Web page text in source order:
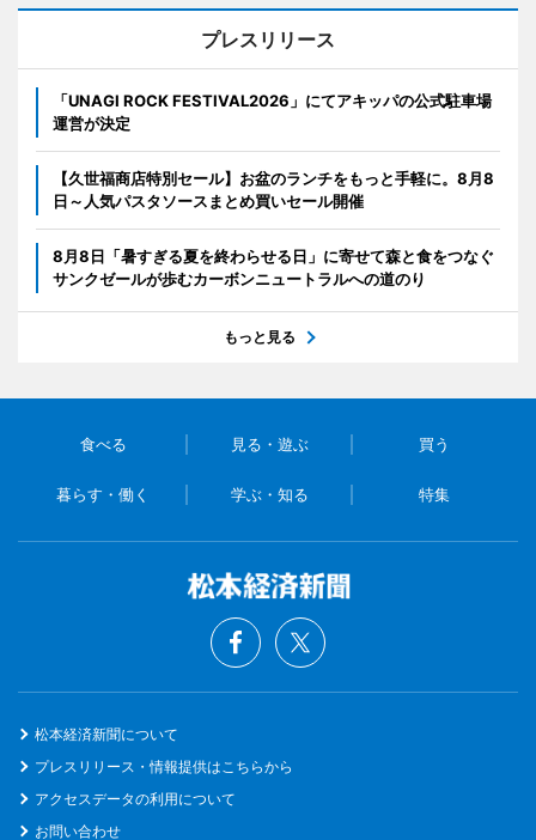
プレスリリース
「UNAGI ROCK FESTIVAL2026」にてアキッパの公式駐車場
運営が決定
【久世福商店特別セール】お盆のランチをもっと手軽に。8月8
日～人気パスタソースまとめ買いセール開催
8月8日「暑すぎる夏を終わらせる日」に寄せて森と食をつなぐ
サンクゼールが歩むカーボンニュートラルへの道のり
もっと見る
食べる 見る・遊ぶ 買う
暮らす・働く 学ぶ・知る 特集
松本経済新聞について
プレスリリース・情報提供はこちらから
アクセスデータの利用について
お問い合わせ